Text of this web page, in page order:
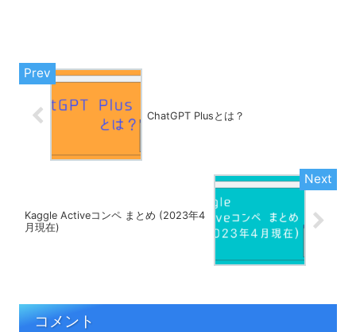
ChatGPT Plusとは？
Kaggle Activeコンペ まとめ (2023年4
月現在)
コメント